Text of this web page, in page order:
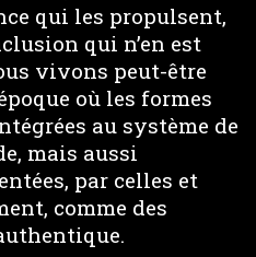
qui les propulsent,
qui n’en est
vivons peut-être
où les formes
au système de
mais aussi
par celles et
comme des